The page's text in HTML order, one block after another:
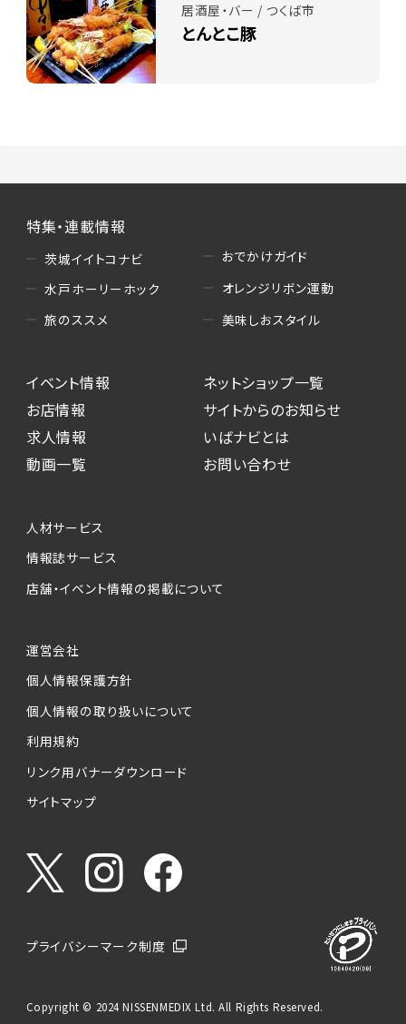
居酒屋・バー / つくば市
とんとこ豚
特集・連載情報
茨城イイトコナビ
水戸ホーリーホック
旅のススメ
おでかけガイド
オレンジリボン運動
美味しおスタイル
イベント情報
お店情報
求人情報
動画一覧
ネットショップ一覧
サイトからのお知らせ
いばナビとは
お問い合わせ
人材サービス
情報誌サービス
店舗・イベント情報の掲載について
運営会社
個人情報保護方針
個人情報の取り扱いについて
利用規約
リンク用バナーダウンロード
サイトマップ
プライバシーマーク制度
Copyright © 2024 NISSENMEDIX Ltd. All Rights Reserved.